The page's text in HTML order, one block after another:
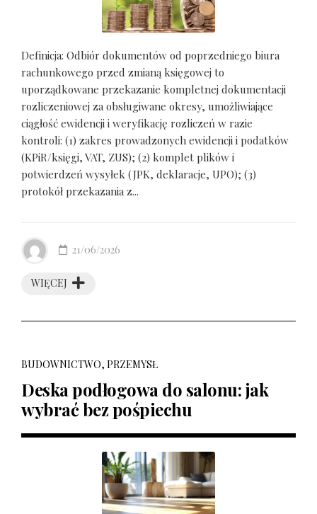
Definicja: Odbiór dokumentów od poprzedniego biura
rachunkowego przed zmianą księgowej to
uporządkowane przekazanie kompletnej dokumentacji
rozliczeniowej za obsługiwane okresy, umożliwiające
ciągłość ewidencji i weryfikację rozliczeń w razie
kontroli: (1) zakres prowadzonych ewidencji i podatków
(KPiR/księgi, VAT, ZUS); (2) komplet plików i
potwierdzeń wysyłek (JPK, deklaracje, UPO); (3)
protokół przekazania z...
WIĘCEJ
21/06/2026
BUDOWNICTWO, PRZEMYSŁ
Deska podłogowa do salonu: jak
wybrać bez pośpiechu